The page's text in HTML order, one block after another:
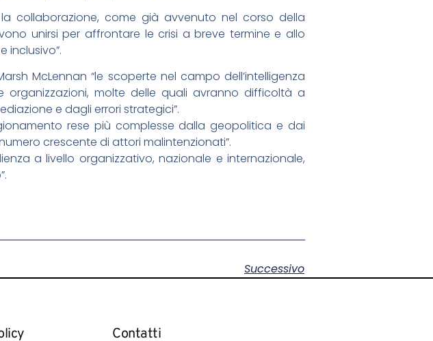
collaborazione, come già avvenuto nel corso della
unirsi per affrontare le crisi a breve termine e allo
inclusivo”.
McLennan “le scoperte nel campo dell’intelligenza
organizzazioni, molte delle quali avranno difficoltà a
e dagli errori strategici”.
rese più complesse dalla geopolitica e dai
crescente di attori malintenzionati”.
a livello organizzativo, nazionale e internazionale,
Successivo
Contatti